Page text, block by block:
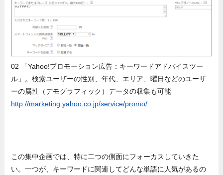
02 「Yahoo!プロモーション広告：キーワードアドバイスツー
ル」。検索ユーザーの性別、年代、エリア、曜日などのユーザ
ーの属性（デモグラフィック）データの収集も可能
http://marketing.yahoo.co.jp/service/promo/
この集中企画では、特に二つの側面にフォーカスしていきた
い。一つが、キーワードに関連してどんな単語に人気があるの